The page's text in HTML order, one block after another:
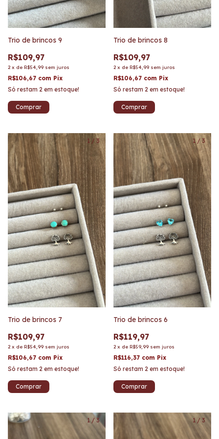
Trio de brincos 9
R$109,97
2 x de R$54,99 sem juros
R$106,67 com Pix
Só restam 2 em estoque!
Trio de brincos 8
R$109,97
2 x de R$54,99 sem juros
R$106,67 com Pix
Só restam 2 em estoque!
1 / 3
Trio de brincos 7
R$109,97
2 x de R$54,99 sem juros
R$106,67 com Pix
Só restam 2 em estoque!
1/3
Trio de brincos 6
R$119,97
2 x de R$59,99 sem juros
R$116,37 com Pix
Só restam 2 em estoque!
1/ 3 1/ 3